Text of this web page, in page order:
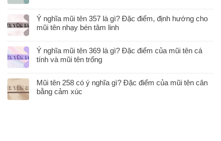
Ý nghĩa mũi tên 357 là gì? Đặc điểm, định hướng cho
mũi tên nhạy bén tâm linh
Ý nghĩa mũi tên 369 là gì? Đặc điểm của mũi tên cá
tính và mũi tên trống
Mũi tên 258 có ý nghĩa gì? Đặc điểm của mũi tên cân
bằng cảm xúc